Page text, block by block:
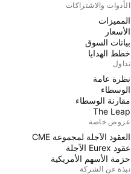
الأدوات والاشتراكات
المميزات
الأسعار
بيانات السوق
خطط الهدايا
تداول
نظرة عامة
الوسطاء
مقارنة الوسطاء
The Leap
عروض خاصة
العقود الآجلة لمجموعة CME
عقود Eurex الآجلة
حزمة الأسهم الأمريكية
نبذة عن الشركة